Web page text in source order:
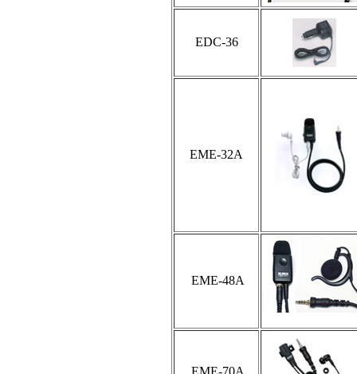
EDC-36
EME-32A
EME-48A
EME-70A